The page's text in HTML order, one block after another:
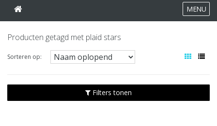
MENU
Producten getagd met plaid stars
Sorteren op:
Filters tonen